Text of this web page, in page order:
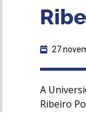
27
A
Ribeiro